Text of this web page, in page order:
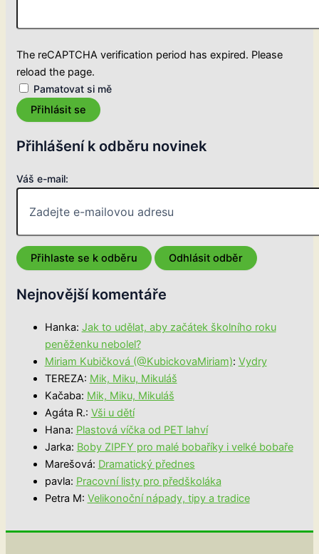
The reCAPTCHA verification period has expired. Please
reload the page.
Pamatovat si mě
Přihlásit se
Přihlášení k odběru novinek
Váš e-mail:
Nejnovější komentáře
Hanka: Jak to udělat, aby začátek školního roku
peněženku nebolel?
Miriam Kubičková (@KubickovaMiriam): Vydry
TEREZA: Mik, Miku, Mikuláš
Kačaba: Mik, Miku, Mikuláš
Agáta R.: Vši u dětí
Hana: Plastová víčka od PET lahví
Jarka: Boby ZIPFY pro malé bobaříky i velké bobaře
Marešová: Dramatický přednes
pavla: Pracovní listy pro předškoláka
Petra M: Velikonoční nápady, tipy a tradice